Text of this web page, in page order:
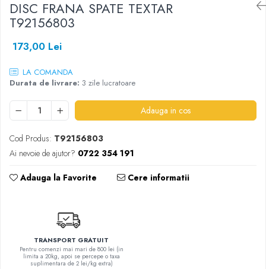
SHELL
DISC FRANA SPATE TEXTAR
T92156803
173,00 Lei
LA COMANDA
Durata de livrare: 3 zile lucratoare
Adauga in cos
Cod Produs: T92156803
Ai nevoie de ajutor? 0722 354 191
Adauga la Favorite Cere informatii
TRANSPORT GRATUIT
Pentru comenzi mai mari de 800 lei (in
limita a 20kg, apoi se percepe o taxa
suplimentara de 2 lei/kg extra)